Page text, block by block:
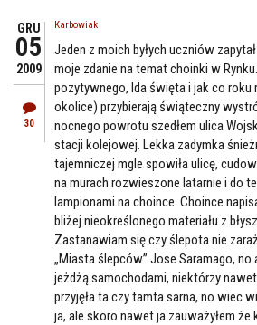
GRU
05
2009
30
Karbowiak
Jeden z moich byłych uczniów
moje zdanie na temat choinki w
pozytywnego, Ida święta i jak co roku
okolice) przybierają świąteczny
nocnego powrotu szedłem ulica
stacji kolejowej. Lekka zadymka
tajemniczej mgle spowiła ulicę,
na murach rozwieszone latarnie i do
lampionami na choince. Choince
bliżej nieokreślonego materiału z
Zastanawiam się czy ślepota nie
„Miasta ślepców” Jose Saramago, no
jeżdżą samochodami, niektórzy
przyjęła ta czy tamta sarna, no wiec
ja, ale skoro nawet ja zauważyłem